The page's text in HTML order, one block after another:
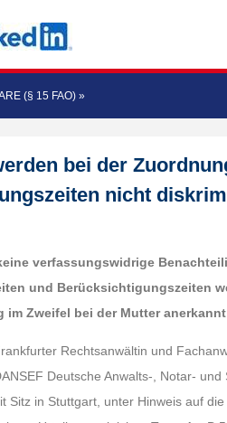
(§ 15 FAO) »
bei der
nicht
verfassungswidrige
und Berücksichtigungszeiten
im Zweifel bei der Mutter
Rechtsanwältin und
Deutsche Anwalts-, Notar-
Sitz in Stuttgart, unter Hinweis auf